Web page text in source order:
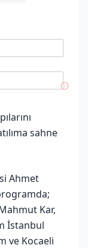
sahne
Ahmet
Kar,
İstanbul
ve Kocaeli